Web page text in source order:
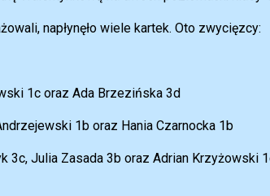
napłynęło wiele kartek. Oto zwycięzcy:
1c oraz Ada Brzezińska 3d
1b oraz Hania Czarnocka 1b
3c, Julia Zasada 3b oraz Adrian Krzyżowski